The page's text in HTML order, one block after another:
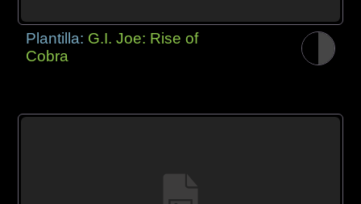
Plantilla: G.I. Joe: Rise of
Cobra